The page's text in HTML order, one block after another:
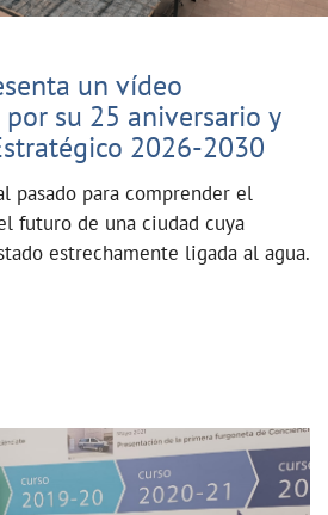
un vídeo
su 25 aniversario y
2026-2030
pasado para comprender el
futuro de una ciudad cuya
estrechamente ligada al agua.